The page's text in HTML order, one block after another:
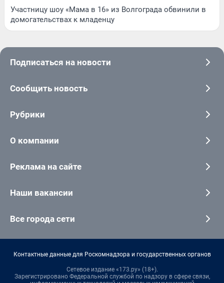
Участницу шоу «Мама в 16» из Волгограда обвинили в
домогательствах к младенцу
Подписаться на новости
Сообщить новость
Рубрики
О компании
Реклама на сайте
Наши вакансии
Все города сети
Контактные данные для Роскомнадзора и государственных органов
Сетевое издание «173.ру» (18+).
Зарегистрировано Федеральной службой по надзору в сфере связи,